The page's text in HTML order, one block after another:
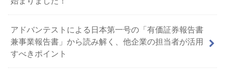
アドバンテストによる日本第一号の「有価証券報告書
兼事業報告書」から読み解く、他企業の担当者が活用
すべきポイント